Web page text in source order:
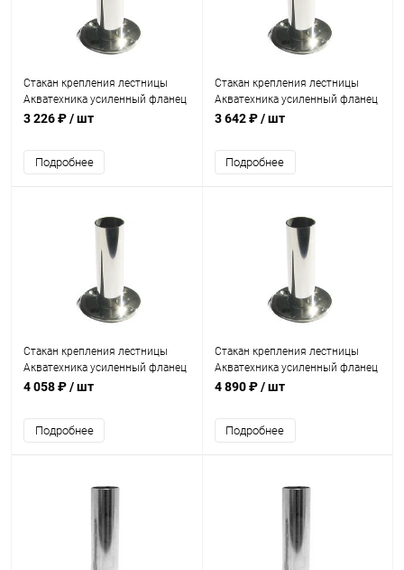
Стакан крепления лестницы
Акватехника усиленный фланец
t=5мм (плитка) (AT10.08)
3 226 ₽/ шт
Подробнее
Стакан крепления лестницы
Акватехника усиленный фланец
t=5мм AISI 316 (плитка)
3 642 ₽/ шт
Подробнее
Стакан крепления лестницы
Акватехника усиленный фланец
t=8мм (плитка) (AT10.09)
4 058 ₽/ шт
Подробнее
Стакан крепления лестницы
Акватехника усиленный фланец
t=8мм AISI 316 (плитка)
4 890 ₽/ шт
Подробнее